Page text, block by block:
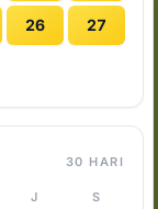
26 27
30 HARI
J S